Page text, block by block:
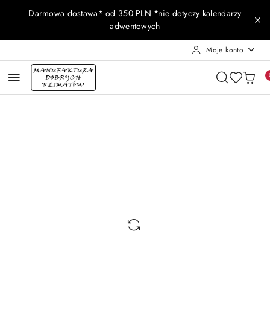
Przejdź do treści głównej
Przejdź do wyszukiwarki
Przejdź do moje konto
Przejdź do menu głównego
Przejdź do opisu produktu
Przejdź do stopki
Darmowa dostawa* od 350 PLN *nie dotyczy kalendarzy
adwentowych
Moje konto